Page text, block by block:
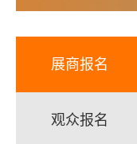
展商报名
观众报名